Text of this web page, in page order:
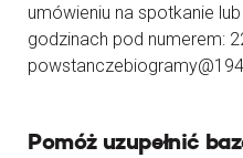
umówieniu na spotkanie
godzinach pod numerem:
Pomóż uzupełnić